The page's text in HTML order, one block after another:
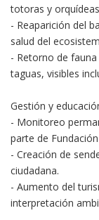
totoras y
- Reaparición del
salud del
- Retorno de
taguas, visibles
Gestión y
- Monitoreo
parte de Fundación
- Creación de
ciudadana.
- Aumento del
interpretación